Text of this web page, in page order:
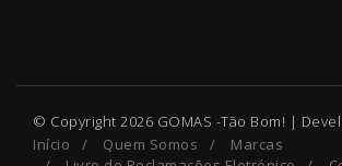
© Copyright 2026 GOMAS -Tão Bom! |
Início / Quem Somos / Marcas